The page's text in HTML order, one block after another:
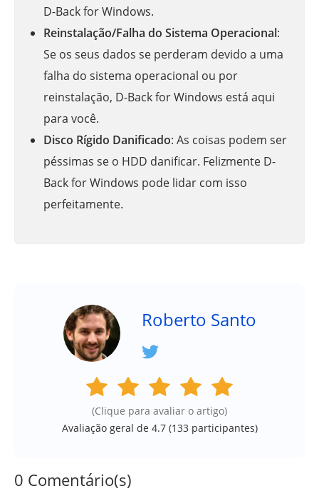
D-Back for Windows.
Reinstalação/Falha do Sistema Operacional:
Se os seus dados se perderam devido a uma
falha do sistema operacional ou por
reinstalação, D-Back for Windows está aqui
para você.
Disco Rígido Danificado: As coisas podem ser
péssimas se o HDD danificar. Felizmente D-
Back for Windows pode lidar com isso
perfeitamente.
Roberto Santo
(Clique para avaliar o artigo)
Avaliação geral de 4.7 (133participantes)
0 Comentário(s)